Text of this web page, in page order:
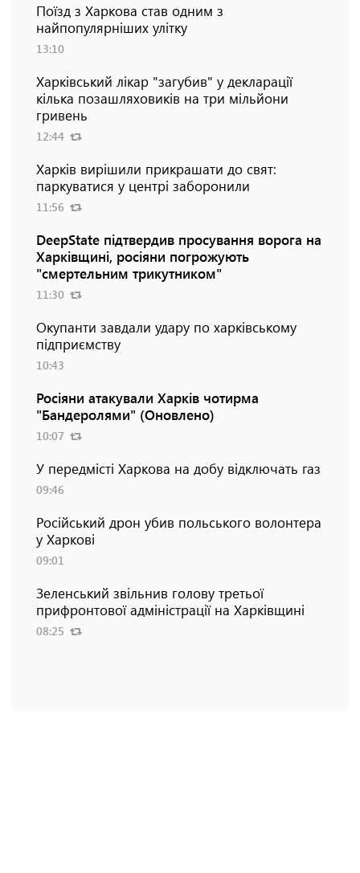
Поїзд з Харкова став одним з
найпопулярніших улітку
13:10
Харківський лікар "загубив" у декларації
кілька позашляховиків на три мільйони
гривень
12:44
Харків вирішили прикрашати до свят:
паркуватися у центрі заборонили
11:56
DeepState підтвердив просування ворога на
Харківщині, росіяни погрожують
"смертельним трикутником"
11:30
Окупанти завдали удару по харківському
підприємству
10:43
Росіяни атакували Харків чотирма
"Бандеролями" (Оновлено)
10:07
У передмісті Харкова на добу відключать газ
09:46
Російський дрон убив польського волонтера
у Харкові
09:01
Зеленський звільнив голову третьої
прифронтової адміністрації на Харківщині
08:25